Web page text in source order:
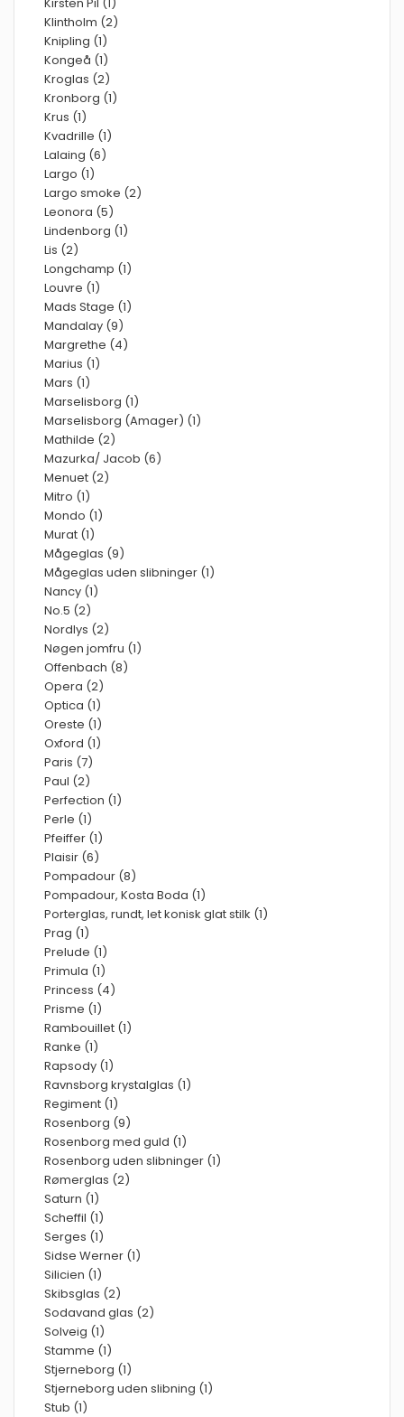
Klintholm (2)
Knipling (1)
Kongeå (1)
Kroglas (2)
Kronborg (1)
Krus (1)
Kvadrille (1)
Lalaing (6)
Largo (1)
Largo smoke (2)
Leonora (5)
Lindenborg (1)
Lis (2)
Longchamp (1)
Louvre (1)
Mads Stage (1)
Mandalay (9)
Margrethe (4)
Marius (1)
Mars (1)
Marselisborg (1)
Marselisborg (Amager) (1)
Mathilde (2)
Mazurka/ Jacob (6)
Menuet (2)
Mitro (1)
Mondo (1)
Murat (1)
Mågeglas (9)
Mågeglas uden slibninger (1)
Nancy (1)
No.5 (2)
Nordlys (2)
Nøgen jomfru (1)
Offenbach (8)
Opera (2)
Optica (1)
Oreste (1)
Oxford (1)
Paris (7)
Paul (2)
Perfection (1)
Perle (1)
Pfeiffer (1)
Plaisir (6)
Pompadour (8)
Pompadour, Kosta Boda (1)
Porterglas, rundt, let konisk glat stilk (1)
Prag (1)
Prelude (1)
Primula (1)
Princess (4)
Prisme (1)
Rambouillet (1)
Ranke (1)
Rapsody (1)
Ravnsborg krystalglas (1)
Regiment (1)
Rosenborg (9)
Rosenborg med guld (1)
Rosenborg uden slibninger (1)
Rømerglas (2)
Saturn (1)
Scheffil (1)
Serges (1)
Sidse Werner (1)
Silicien (1)
Skibsglas (2)
Sodavand glas (2)
Solveig (1)
Stamme (1)
Stjerneborg (1)
Stjerneborg uden slibning (1)
Stub (1)